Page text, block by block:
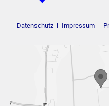
Datenschutz Impressum